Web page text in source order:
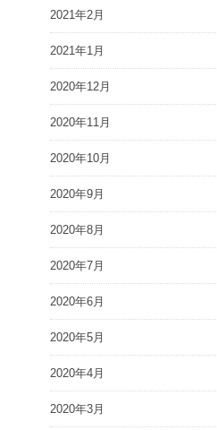
2021年2月
2021年1月
2020年12月
2020年11月
2020年10月
2020年9月
2020年8月
2020年7月
2020年6月
2020年5月
2020年4月
2020年3月